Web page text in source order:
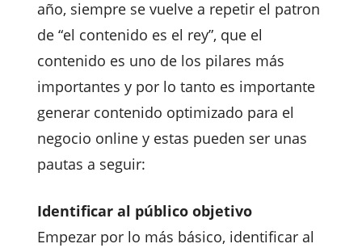
año, siempre se vuelve a repetir el patron
de “el contenido es el rey”, que el
contenido es uno de los pilares más
importantes y por lo tanto es importante
generar contenido optimizado para el
negocio online y estas pueden ser unas
pautas a seguir:
Identificar al público objetivo
Empezar por lo más básico, identificar al